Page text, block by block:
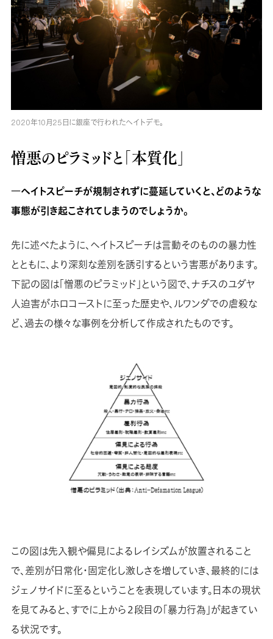
2020年10月25日に銀座で行われたヘイトデモ。
憎悪のピラミッドと「本質化」
―ヘイトスピーチが規制されずに蔓延していくと、どのような
事態が引き起こされてしまうのでしょうか。
先に述べたように、ヘイトスピーチは言動そのものの暴力性
とともに、より深刻な差別を誘引するという害悪があります。
下記の図は「憎悪のピラミッド」という図で、ナチスのユダヤ
人迫害がホロコーストに至った歴史や、ルワンダでの虐殺な
ど、過去の様々な事例を分析して作成されたものです。
この図は先入観や偏見によるレイシズムが放置されること
で、差別が日常化・固定化し激しさを増していき、最終的には
ジェノサイドに至るということを表現しています。日本の現状
を見てみると、すでに上から２段目の「暴力行為」が起きてい
る状況です。